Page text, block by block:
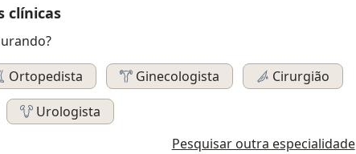
clínicas
Ortopedista Ginecologista
Cirurgião
Urologista
Pesquisar outra especialidade